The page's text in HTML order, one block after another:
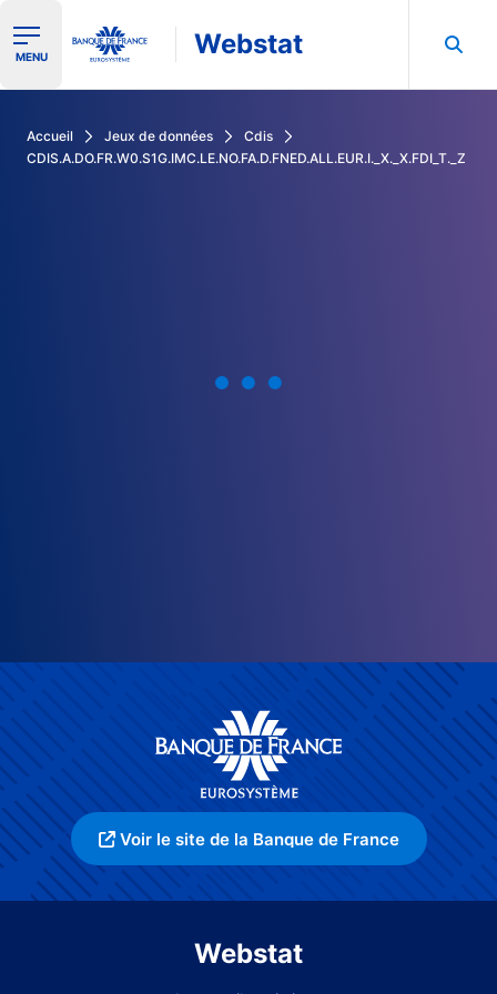
Ouvrir le menu de navigation
MENU Webstat
Accueil Jeux de données
Cdis
CDIS.A.DO.FR.W0.S1G.IMC.LE.NO.FA.D.FNED.ALL.EUR.I._X._X.FDI_T._Z
Voir le site de la Banque de France
Webstat